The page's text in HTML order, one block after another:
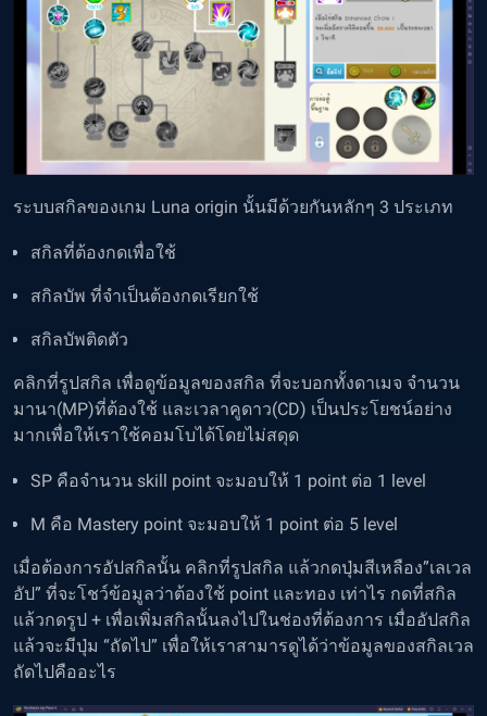
ระบบสกิลของเกม Luna origin นั้นมีด้วยกันหลักๆ 3 ประเภท
สกิลที่ต้องกดเพื่อใช้
สกิลบัพ ที่จำเป็นต้องกดเรียกใช้
สกิลบัพติดตัว
คลิกที่รูปสกิล เพื่อดูข้อมูลของสกิล ที่จะบอกทั้งดาเมจ จำนวน
มานา(MP)ที่ต้องใช้ และเวลาคูดาว(CD) เป็นประโยชน์อย่าง
มากเพื่อให้เราใช้คอมโบได้โดยไม่สดุด
SP คือจำนวน skill point จะมอบให้ 1 point ต่อ 1 level
M คือ Mastery point จะมอบให้ 1 point ต่อ 5 level
เมื่อต้องการอัปสกิลนั้น คลิกที่รูปสกิล แล้วกดปุ่มสีเหลือง”เลเวล
อัป” ที่จะโชว์ข้อมูลว่าต้องใช้ point และทอง เท่าไร กดที่สกิล
แล้วกดรูป + เพื่อเพิ่มสกิลนั้นลงไปในช่องที่ต้องการ เมื่ออัปสกิล
แล้วจะมีปุ่ม “ถัดไป” เพื่อให้เราสามารดูได้ว่าข้อมูลของสกิลเวล
ถัดไปคืออะไร